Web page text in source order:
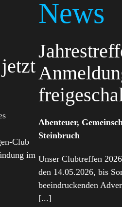
Club
im
News
Abenteuer,
Steinbruch
Unser Clubtreffen
den 14.05.2026, bis
beeindruckenden
[...]